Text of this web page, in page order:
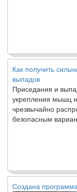
Как получить
выпадов
Приседания и
укрепления мышц
чрезвычайно
безопасным
Создана